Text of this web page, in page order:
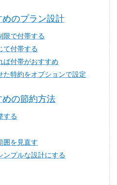
のプラン設計
限で付帯する
て付帯する
ば付帯がおすすめ
た特約をオプションで設定
めの節約方法
する
囲を見直す
ンプルな設計にする